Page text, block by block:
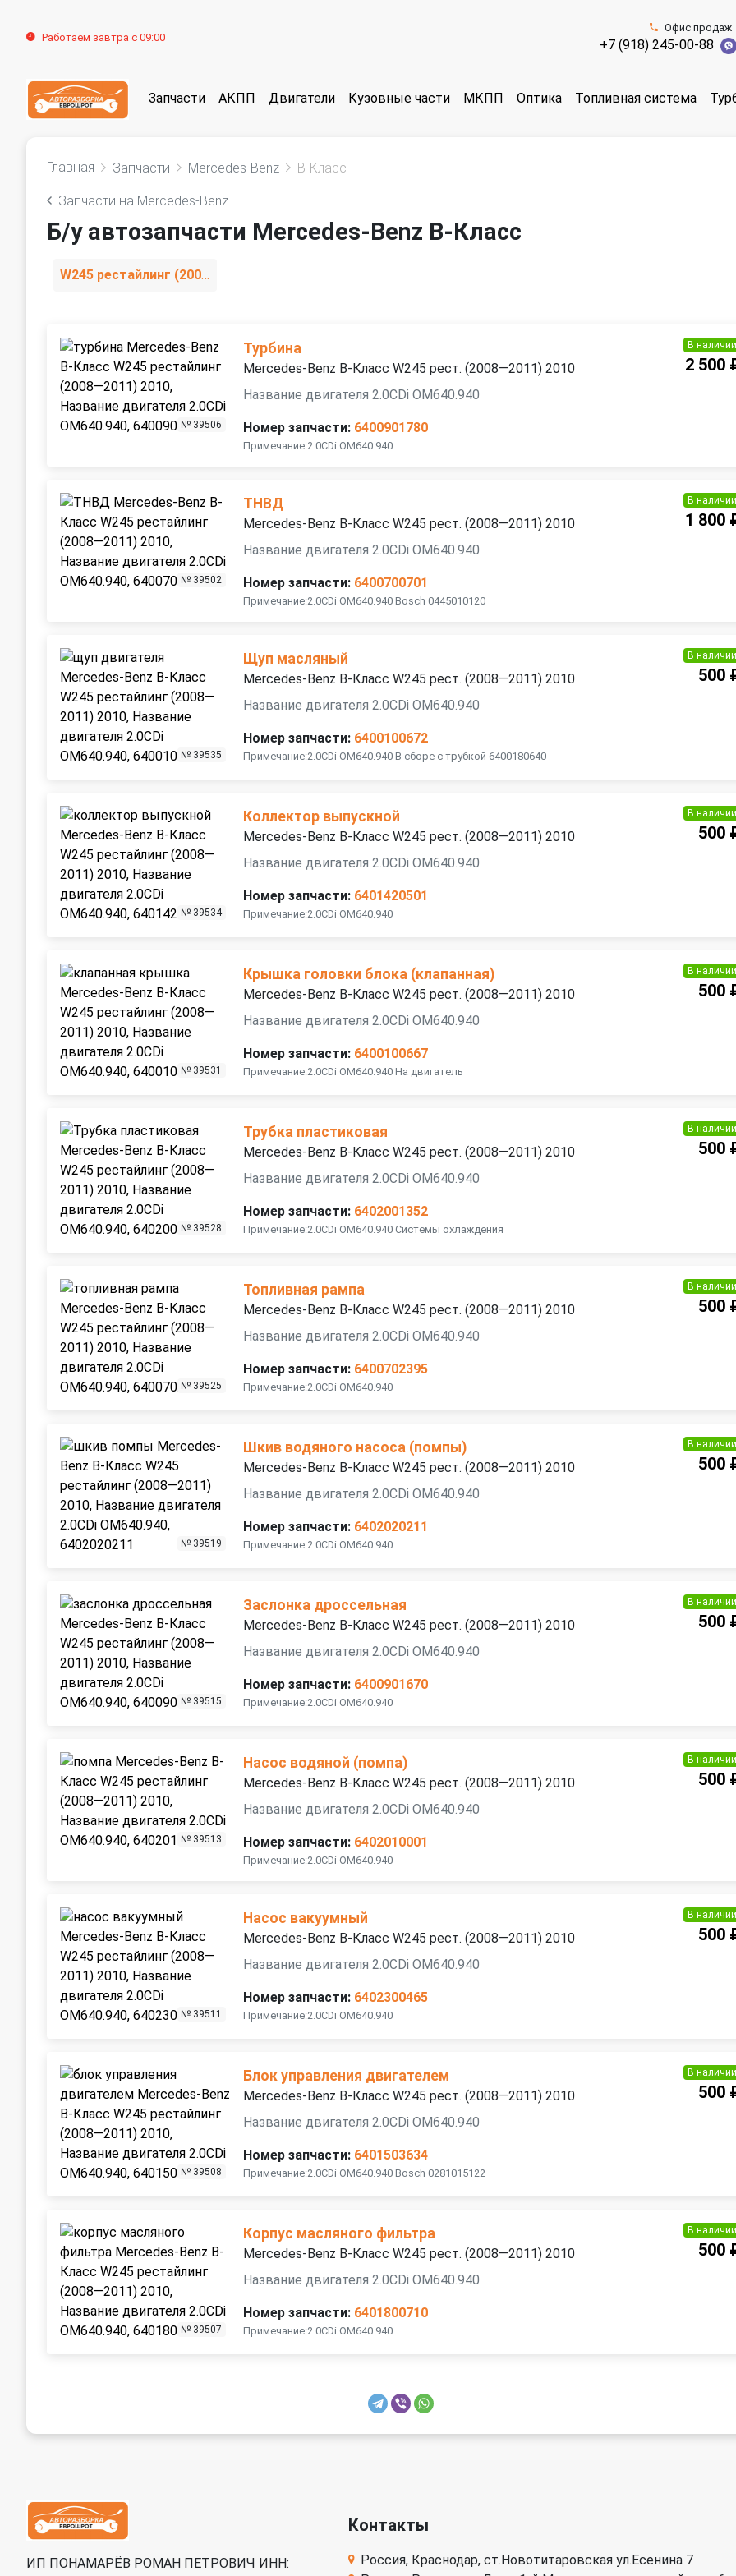
Работаем завтра с 09:00
Офис продаж
+7 (918) 245-00-88
Запчасти АКПП Двигатели Кузовные части МКПП Оптика Топливная система
Главная Запчасти Mercedes-Benz B-Класс
Запчасти на Mercedes-Benz
Б/у автозапчасти Mercedes-Benz B-Класс
W245 рестайлинг (2008—2011)
№ 39506
Турбина
Mercedes-Benz B-Класс W245 рест. (2008—2011) 2010
Название двигателя 2.0CDi OM640.940
Номер запчасти: 6400901780
Примечание:2.0CDi OM640.940
В наличии
2 500
№ 39502
ТНВД
Mercedes-Benz B-Класс W245 рест. (2008—2011) 2010
Название двигателя 2.0CDi OM640.940
Номер запчасти: 6400700701
Примечание:2.0CDi OM640.940 Bosch 0445010120
В наличии
1 800
№ 39535
Щуп масляный
Mercedes-Benz B-Класс W245 рест. (2008—2011) 2010
Название двигателя 2.0CDi OM640.940
Номер запчасти: 6400100672
Примечание:2.0CDi OM640.940 В сборе с трубкой 6400180640
В наличии
500
№ 39534
Коллектор выпускной
Mercedes-Benz B-Класс W245 рест. (2008—2011) 2010
Название двигателя 2.0CDi OM640.940
Номер запчасти: 6401420501
Примечание:2.0CDi OM640.940
В наличии
500
№ 39531
Крышка головки блока (клапанная)
Mercedes-Benz B-Класс W245 рест. (2008—2011) 2010
Название двигателя 2.0CDi OM640.940
Номер запчасти: 6400100667
Примечание:2.0CDi OM640.940 На двигатель
В наличии
500
№ 39528
Трубка пластиковая
Mercedes-Benz B-Класс W245 рест. (2008—2011) 2010
Название двигателя 2.0CDi OM640.940
Номер запчасти: 6402001352
Примечание:2.0CDi OM640.940 Системы охлаждения
В наличии
500
№ 39525
Топливная рампа
Mercedes-Benz B-Класс W245 рест. (2008—2011) 2010
Название двигателя 2.0CDi OM640.940
Номер запчасти: 6400702395
Примечание:2.0CDi OM640.940
В наличии
500
№ 39519
Шкив водяного насоса (помпы)
Mercedes-Benz B-Класс W245 рест. (2008—2011) 2010
Название двигателя 2.0CDi OM640.940
Номер запчасти: 6402020211
Примечание:2.0CDi OM640.940
В наличии
500
№ 39515
Заслонка дроссельная
Mercedes-Benz B-Класс W245 рест. (2008—2011) 2010
Название двигателя 2.0CDi OM640.940
Номер запчасти: 6400901670
Примечание:2.0CDi OM640.940
В наличии
500
№ 39513
Насос водяной (помпа)
Mercedes-Benz B-Класс W245 рест. (2008—2011) 2010
Название двигателя 2.0CDi OM640.940
Номер запчасти: 6402010001
Примечание:2.0CDi OM640.940
В наличии
500
№ 39511
Насос вакуумный
Mercedes-Benz B-Класс W245 рест. (2008—2011) 2010
Название двигателя 2.0CDi OM640.940
Номер запчасти: 6402300465
Примечание:2.0CDi OM640.940
В наличии
500
№ 39508
Блок управления двигателем
Mercedes-Benz B-Класс W245 рест. (2008—2011) 2010
Название двигателя 2.0CDi OM640.940
Номер запчасти: 6401503634
Примечание:2.0CDi OM640.940 Bosch 0281015122
В наличии
500
№ 39507
Корпус масляного фильтра
Mercedes-Benz B-Класс W245 рест. (2008—2011) 2010
Название двигателя 2.0CDi OM640.940
Номер запчасти: 6401800710
Примечание:2.0CDi OM640.940
В наличии
500
ИП ПОНАМАРЁВ РОМАН ПЕТРОВИЧ ИНН:
Контакты
Россия, Краснодар, ст.Новотитаровская ул.Есенина 7